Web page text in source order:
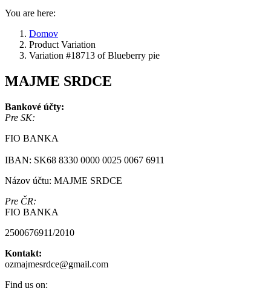
You are here:
Domov
Product Variation
Variation #18713 of Blueberry pie
MAJME SRDCE
Bankové účty:
Pre SK:
FIO BANKA
IBAN: SK68 8330 0000 0025 0067 6911
Názov účtu: MAJME SRDCE
Pre ČR:
FIO BANKA
2500676911/2010
Kontakt:
ozmajmesrdce@gmail.com
Find us on: